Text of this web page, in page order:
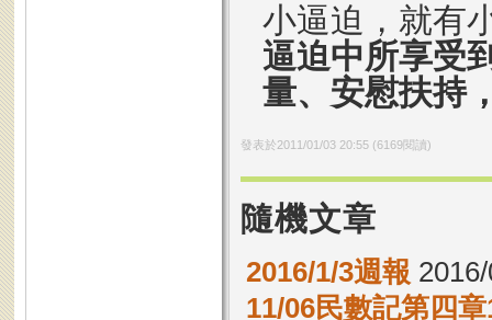
小逼迫，就有
逼迫中所享受
量、安慰扶持
發表於2011/01/03 20:55(6169閱讀)
隨機文章
2016/1/3週報
11/06民數記第四